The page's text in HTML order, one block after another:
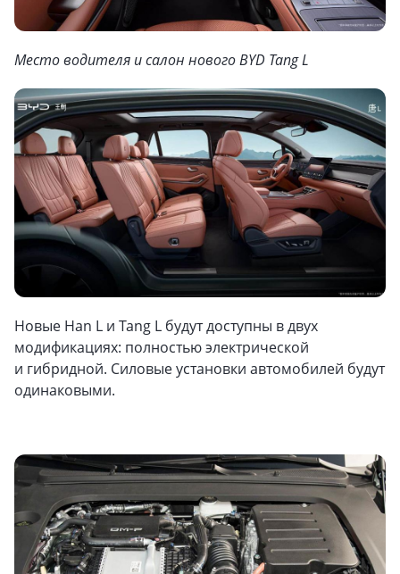
Место водителя и салон нового BYD Tang L
Новые Han L и Tang L будут доступны в двух
модификациях: полностью электрической
и гибридной. Силовые установки автомобилей будут
одинаковыми.